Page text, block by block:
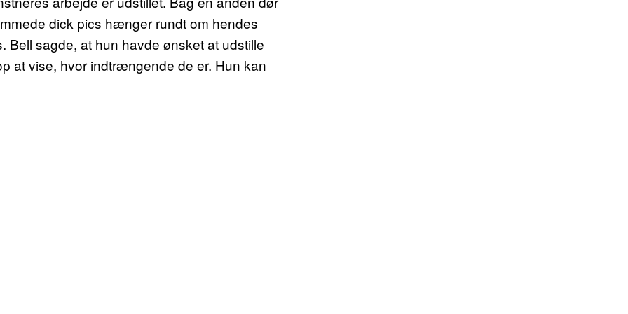
dick pics hænger rundt om hendes
sagde, at hun havde ønsket at udstille
at vise, hvor indtrængende de er. Hun kan